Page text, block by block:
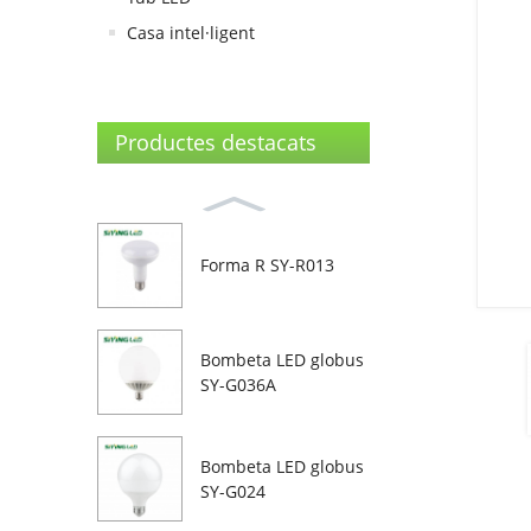
Casa intel·ligent
Productes destacats
Forma R SY-R013
Bombeta LED globus
SY-G036A
Bombeta LED globus
SY-G024